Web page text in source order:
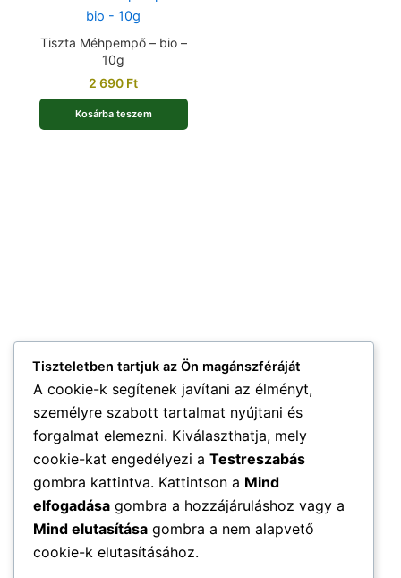
Tiszta Méhpempő – bio –
10g
2 690 Ft
Kosárba teszem
Tiszteletben tartjuk az Ön magánszféráját
A cookie-k segítenek javítani az élményt,
személyre szabott tartalmat nyújtani és
forgalmat elemezni. Kiválaszthatja, mely
cookie-kat engedélyezi a Testreszabás
gombra kattintva. Kattintson a Mind
elfogadása gombra a hozzájáruláshoz vagy a
Mind elutasítása gombra a nem alapvető
cookie-k elutasításához.